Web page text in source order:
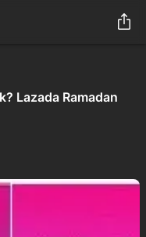
Lazada Ramadan